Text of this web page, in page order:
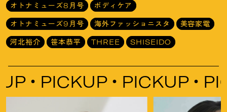
オトナミューズ8月号
ボディケア
オトナミューズ9月号
海外ファッショニスタ
美容家電
河北裕介
笹本恭平 THREE SHISEIDO
PICKUP PICKUP